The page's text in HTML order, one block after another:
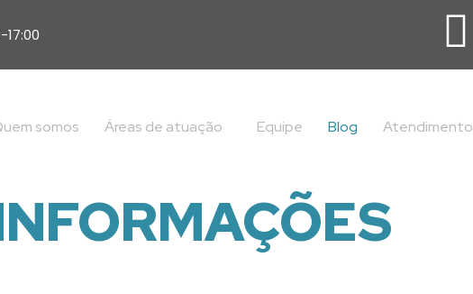
somos Áreas de atuação Equipe Blog Atendimento